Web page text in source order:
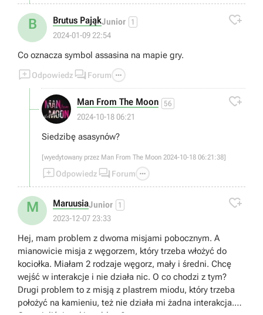
ile jakieś masz bo zdobywasz je po wygranej partii),
musisz zabrać wszystkie życia przeciwnikowi
B Brutus PająkJunior 1
2024-01-09 22:54

Co oznacza symbol assasina na mapie gry.
Odpowiedz  Forum 
Man From The Moon 56
2024-10-18 06:21

Siedzibę asasynów?
[wyedytowany przez Man From The Moon 2024-10-18 06:21:38]
Odpowiedz  Forum 
M MaruusiaJunior 1
2023-12-07 23:33

Hej, mam problem z dwoma misjami pobocznym. A
mianowicie misja z węgorzem, który trzeba włożyć do
kociołka. Miałam 2 rodzaje węgorz, mały i średni. Chcę
wejść w interakcje i nie działa nic. O co chodzi z tym?
Drugi problem to z misją z plastrem miodu, który trzeba
położyć na kamieniu, też nie działa mi żadna interakcja.